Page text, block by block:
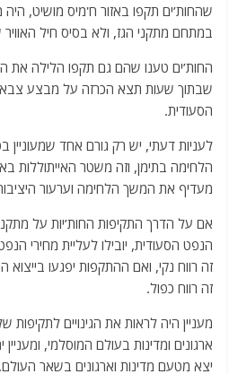
שהחות’ים תקפו באזור ח'מיס מושיט,
במתחם מתקני הגז, ולא בסיס חיל האוויר
החות’ים טענו שהם גם תקפו הלילה את
שבתוך שעות תצא הכרזה על מבצע
הסעודית.
לעניות דעתי, יש רק גורם אחד
הלחימה בתימן, וזה משטר האייתוללות
מעדיף את המשך הלחימה וערעור
אם על הדרך התקיפות החות’יות על
הנפט הסעודית, יובילו לעליית מחירי
זה רווח נקי, ואם ההתקפות יפגעו בייצוא
זה רווח כפול.
מעניין היה לראות את הגינויים לתקיפות
ארגונים ומדינות בעולם המוסלמי, ומעניין
יצא מטעם מדינות וארגונים בשאר העולם.